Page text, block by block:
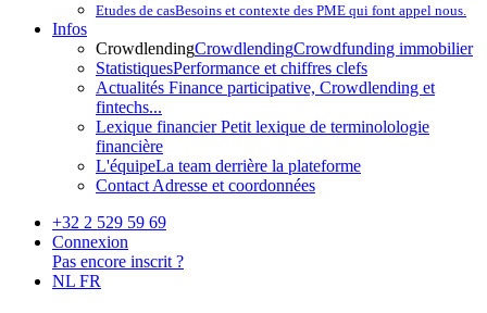
Etudes de casBesoins et contexte des PME qui font appel nous.
Infos
CrowdlendingCrowdlendingCrowdfunding immobilier
StatistiquesPerformance et chiffres clefs
Actualités Finance participative, Crowdlending et
fintechs...
Lexique financierPetit lexique de terminolologie
financière
L'équipeLa team derrière la plateforme
Contact Adresse et coordonnées
+32 2 529 59 69
Connexion
Pas encore inscrit ?
NL FR